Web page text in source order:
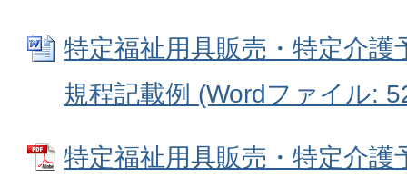
特定福祉用具販売・特定介護
規程記載例 (Wordファイル:
特定福祉用具販売・特定介護